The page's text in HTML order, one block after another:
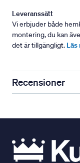
Leveranssätt
Vi erbjuder både
montering, du kan
det är tillgängligt. Läs
Recensioner